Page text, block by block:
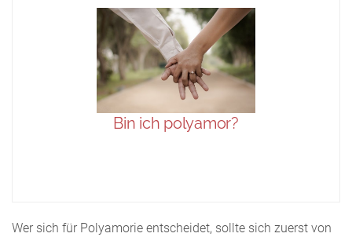
Wer sich für Polyamorie entscheidet, sollte sich zuerst von